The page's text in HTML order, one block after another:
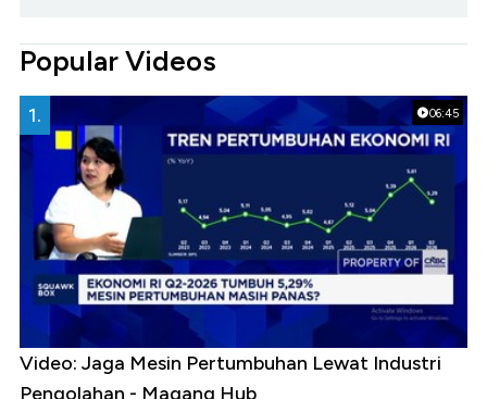
Popular Videos
06:45
1.
Video: Jaga Mesin Pertumbuhan Lewat Industri
Pengolahan - Magang Hub